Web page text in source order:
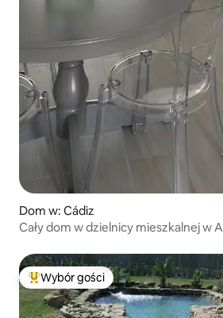
Dom w: Cádiz
Cały dom w dzielnicy mieszkalnej w
Najpopularniejsze z kategorii Wybór
Wybór gości